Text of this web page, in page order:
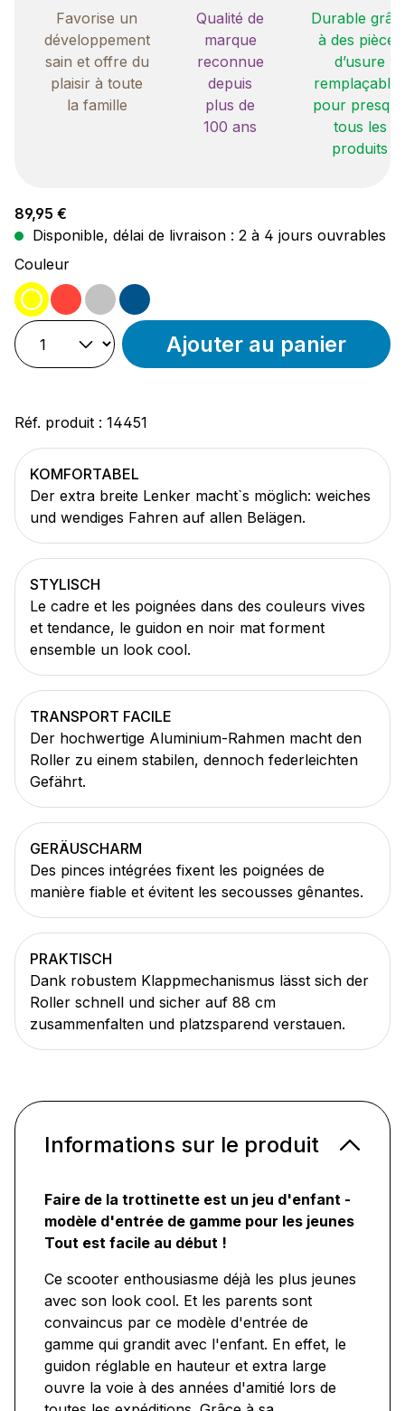
Favorise un
développement
sain et offre du
plaisir à toute
la famille
Qualité de
marque
reconnue
depuis
plus de
100 ans
Durable
à des pièces
d’usure
remplaçables
pour
tous les
produits
Prix régulier :
89,95 €
Disponible, délai de livraison : 2 à 4 jours ouvrables
Sélectionnez
Couleur
jaunerouge
ironbleu
Ajouter au panier
Réf. produit : 14451
KOMFORTABEL
Der extra breite Lenker macht`s möglich: weiches
und wendiges Fahren auf allen Belägen.
STYLISCH
Le cadre et les poignées dans des couleurs vives
et tendance, le guidon en noir mat forment
ensemble un look cool.
TRANSPORT FACILE
Der hochwertige Aluminium-Rahmen macht den
Roller zu einem stabilen, dennoch federleichten
Gefährt.
GERÄUSCHARM
Des pinces intégrées fixent les poignées de
manière fiable et évitent les secousses gênantes.
PRAKTISCH
Dank robustem Klappmechanismus lässt sich der
Roller schnell und sicher auf 88 cm
zusammenfalten und platzsparend verstauen.
Informations sur le produit
Faire de la trottinette est un jeu d'enfant -
modèle d'entrée de gamme pour les jeunes
Tout est facile au début !
Ce scooter enthousiasme déjà les plus jeunes
avec son look cool. Et les parents sont
convaincus par ce modèle d'entrée de
gamme qui grandit avec l'enfant. En effet, le
guidon réglable en hauteur et extra large
ouvre la voie à des années d'amitié lors de